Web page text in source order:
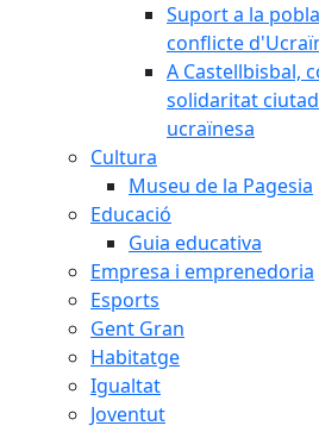
Suport a la
conflicte
A Castellbisbal,
solidaritat
ucraïnesa
Cultura
Museu de la Pagesia
Educació
Guia educativa
Empresa i emprenedoria
Esports
Gent Gran
Habitatge
Igualtat
Joventut